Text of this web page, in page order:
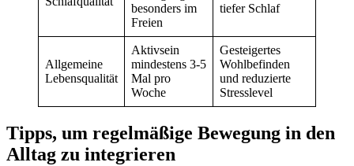
besonders im
Freien
tiefer Schlaf
Allgemeine
Lebensqualität
Aktivsein
mindestens 3-5
Mal pro
Woche
Gesteigertes
Wohlbefinden
und reduzierte
Stresslevel
Tipps, um regelmäßige Bewegung in den
Alltag zu integrieren